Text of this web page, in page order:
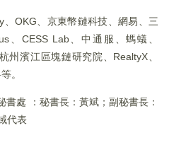
、OKG、京東幣鏈科技、網易、三
、CESS Lab、中通服、螞蟻、
州濱江區塊鏈研究院、RealtyX、
。
書處 ：秘書長：黃斌；副秘書長：
代表